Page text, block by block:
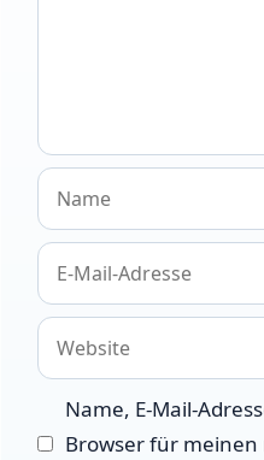
Name
E-
Mail-
Adresse
Website
Name, E-Mail-
Browser für